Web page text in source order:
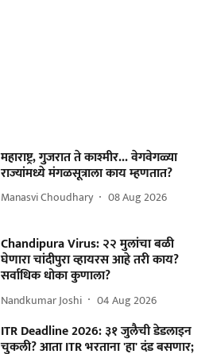
महाराष्ट्र, गुजरात ते काश्मीर... वेगवेगळ्या
राज्यांमध्ये मंगळसूत्राला काय म्हणतात?
Manasvi Choudhary 08 Aug 2026
Chandipura Virus: २२ मुलांचा बळी
घेणारा चांदीपुरा व्हायरस आहे तरी काय?
सर्वाधिक धोका कुणाला?
Nandkumar Joshi 04 Aug 2026
ITR Deadline 2026: ३१ जुलैची डेडलाइन
चुकली? आता ITR भरताना 'हा' दंड बसणार;